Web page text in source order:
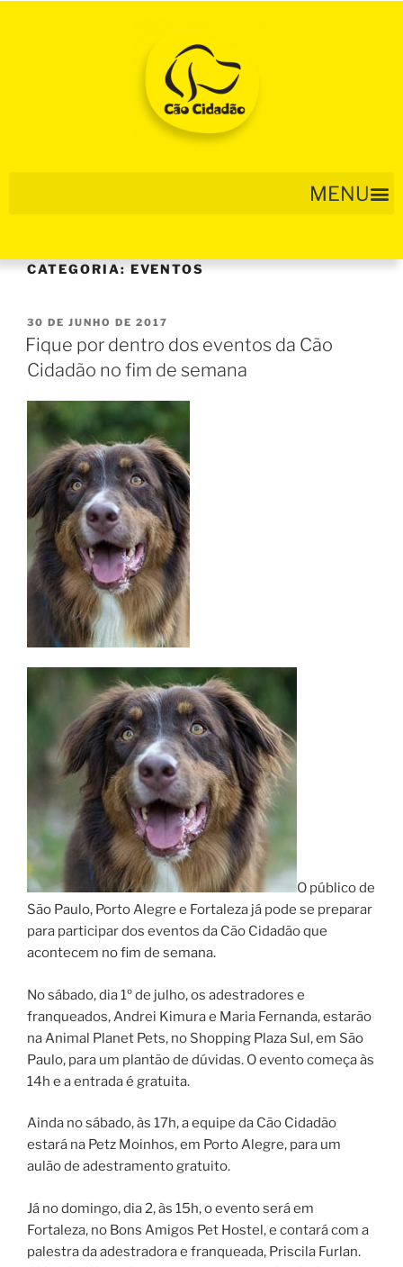
CATEGORIA:EVENTOS
30 DE JUNHO DE 2017
Fique por dentro dos eventos da Cão
Cidadão no fim de semana
O público de
São Paulo, Porto Alegre e Fortaleza já pode se preparar
para participar dos eventos da Cão Cidadão que
acontecem no fim de semana.
No sábado, dia 1º de julho, os adestradores e
franqueados, Andrei Kimura e Maria Fernanda, estarão
na Animal Planet Pets, no Shopping Plaza Sul, em São
Paulo, para um plantão de dúvidas. O evento começa às
14h e a entrada é gratuita.
Ainda no sábado, às 17h, a equipe da Cão Cidadão
estará na Petz Moinhos, em Porto Alegre, para um
aulão de adestramento gratuito.
Já no domingo, dia 2, às 15h, o evento será em
Fortaleza, no Bons Amigos Pet Hostel, e contará com a
palestra da adestradora e franqueada, Priscila Furlan.